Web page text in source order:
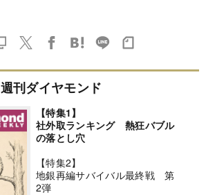
週刊ダイヤモンド
【特集1】
社外取ランキング 熱狂バブル
の落とし穴
【特集2】
地銀再編サバイバル最終戦 第
2弾